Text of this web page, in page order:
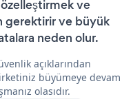
ve
gerektirir ve büyük
neden olur.
açıklarından
büyümeye devam
olasıdır.